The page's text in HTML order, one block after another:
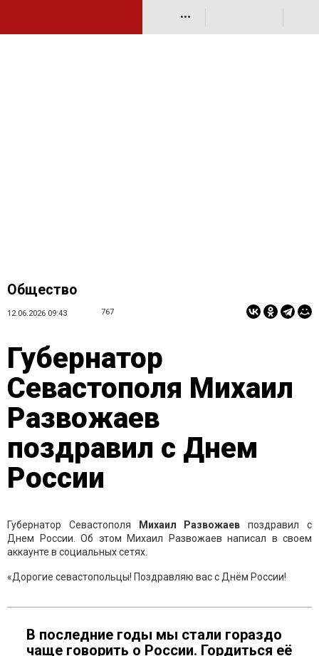
•••
Общество
12.06.2026 09:43 767
Губернатор
Севастополя Михаил
Развожаев
поздравил с Днем
России
Губернатор Севастополя Михаил Развожаев поздравил с
Днем России. Об этом Михаил Развожаев написал в своем
аккаунте в социальных сетях.
«Дорогие севастопольцы! Поздравляю вас с Днём России!
В последние годы мы стали гораздо
чаще говорить о России. Гордиться её